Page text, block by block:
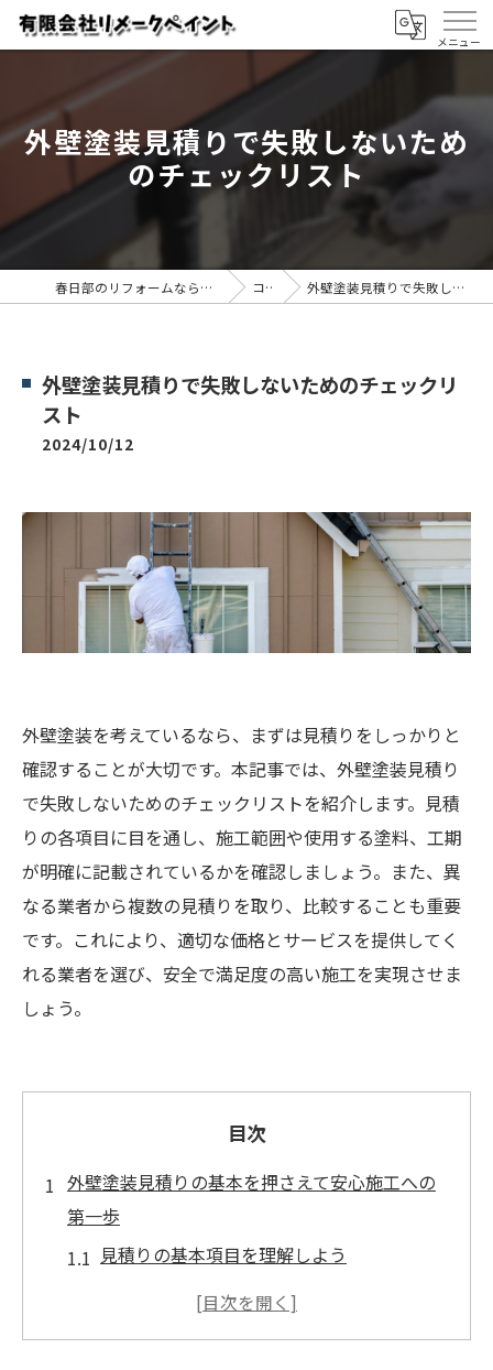
外壁塗装見積りで失敗しないため
のチェックリスト
春日部のリフォームなら有限会社リメークペイント コラム 外壁塗装見積りで失敗しないためのチェックリスト
外壁塗装見積りで失敗しないためのチェックリ
スト
2024/10/12
外壁塗装を考えているなら、まずは見積りをしっかりと
確認することが大切です。本記事では、外壁塗装見積り
で失敗しないためのチェックリストを紹介します。見積
りの各項目に目を通し、施工範囲や使用する塗料、工期
が明確に記載されているかを確認しましょう。また、異
なる業者から複数の見積りを取り、比較することも重要
です。これにより、適切な価格とサービスを提供してく
れる業者を選び、安全で満足度の高い施工を実現させま
しょう。
目次
外壁塗装見積りの基本を押さえて安心施工への
第一歩
見積りの基本項目を理解しよう
塗料の種類と特徴を把握する